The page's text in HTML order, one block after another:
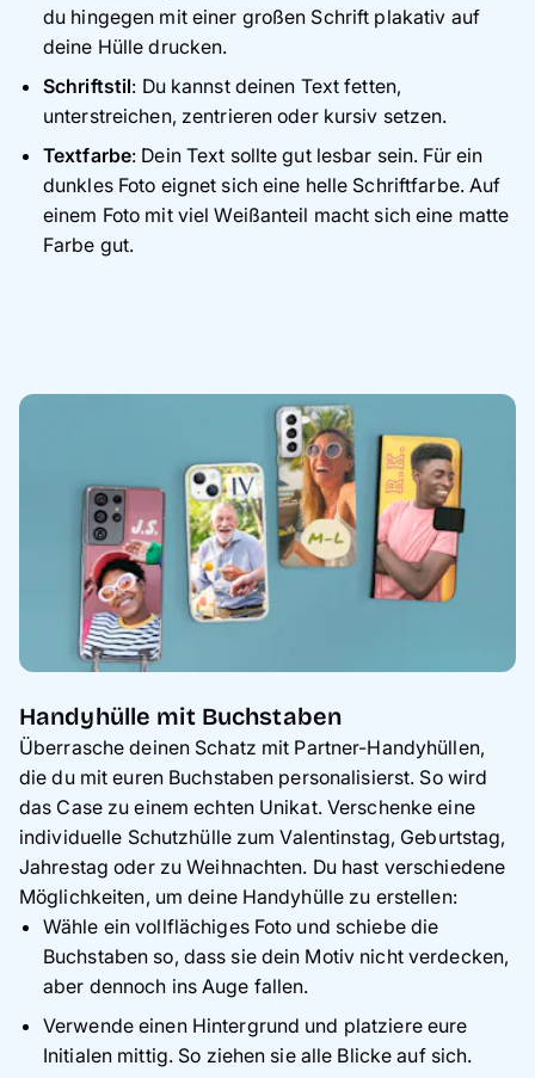
du hingegen mit einer großen Schrift plakativ auf
deine Hülle drucken.
Schriftstil: Du kannst deinen Text fetten,
unterstreichen, zentrieren oder kursiv setzen.
Textfarbe: Dein Text sollte gut lesbar sein. Für ein
dunkles Foto eignet sich eine helle Schriftfarbe. Auf
einem Foto mit viel Weißanteil macht sich eine matte
Farbe gut.
Handyhülle mit Buchstaben
Überrasche deinen Schatz mit Partner-Handyhüllen,
die du mit euren Buchstaben personalisierst. So wird
das Case zu einem echten Unikat. Verschenke eine
individuelle Schutzhülle zum Valentinstag, Geburtstag,
Jahrestag oder zu Weihnachten. Du hast verschiedene
Möglichkeiten, um deine Handyhülle zu erstellen:
Wähle ein vollflächiges Foto und schiebe die
Buchstaben so, dass sie dein Motiv nicht verdecken,
aber dennoch ins Auge fallen.
Verwende einen Hintergrund und platziere eure
Initialen mittig. So ziehen sie alle Blicke auf sich.